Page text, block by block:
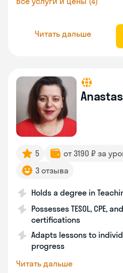
Читать дальше
5 от 3190 ₽ за
3 отзыва
Holds a degree in
Possesses TESOL, CPE,
certifications
Adapts lessons to
progress
Читать дальше